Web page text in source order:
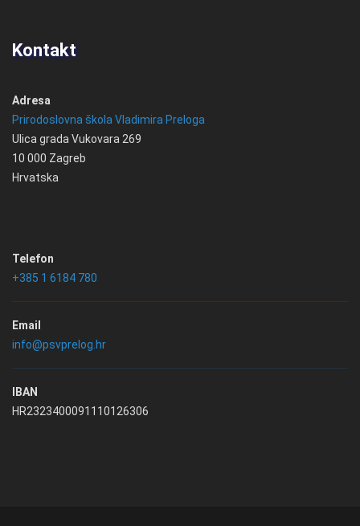
Kontakt
Adresa
Prirodoslovna škola Vladimira Preloga
Ulica grada Vukovara 269
10 000 Zagreb
Hrvatska
Telefon
+385 1 6184 780
Email
info@psvprelog.hr
IBAN
HR2323400091110126306